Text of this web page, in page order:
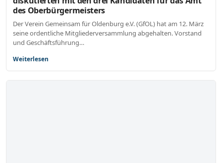
des Oberbürgermeisters
Der Verein Gemeinsam für Oldenburg e.V. (GfOL) hat am 12. März
seine ordentliche Mitgliederversammlung abgehalten. Vorstand
und Geschäftsführung…
Weiterlesen